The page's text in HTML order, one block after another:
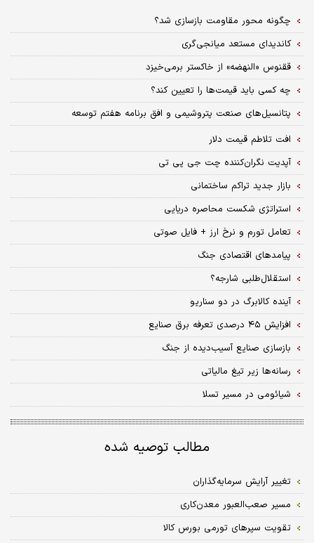
چگونه محور مقاومت بازسازی شد؟
کاندیدای مستعد میانجی‌گری
ققنوس «النهضه» از خاکستر برمی‌خیزد
چه کسی باید قیمت‌ها را تعیین کند؟
پتانسیل‌های صنعت پتروشیمی و افق برنامه هفتم توسعه
افت تلاطم قیمت دلار
آپدیت نگران‌کننده چت جی پی تی
بازار جدید تراکم ساختمانی
استراتژی شکست محاصره دریایی
تعامل تورم و نرخ ارز + فایل صوتی
پیامدهای اقتصادی جنگ
استقلال‌طلبی شارجه؟
آینده کالابرگ در دو سناریو
افزایش ۴۵ درصدی تعرفه برق صنایع
بازسازی صنایع آسیب‌دیده از جنگ
رسانه‌ها زیر تیغ مالیاتی
شیائومی در مسیر تسلا
مطالب توصیه شده
تغییر آرایش سرمایه‌گذاران
مسیر صعب‌العبور معدن‌کاری
تقویت سپرهای تورمی بورس کالا